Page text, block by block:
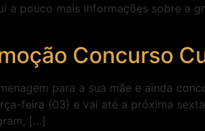
a pouco mais informações sobre a
Concurso
para a sua mãe e ainda
feira (03) e vai até a próxima
[…]